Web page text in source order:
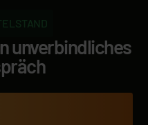
unverbindliches